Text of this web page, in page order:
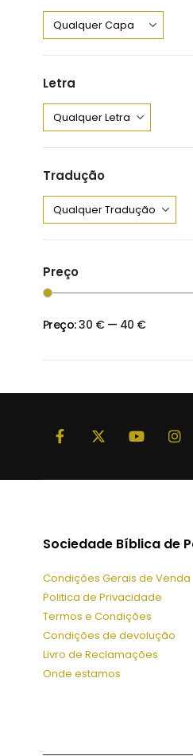
Letra
Tradução
Preço
Preço
mínimo
Preço
máximo
Preço:30 €— 40 €
Sociedade Bíblica de
Condições Gerais de Venda
Politica de Privacidade
Termos e Condições
Condições de devolução
Livro de Reclamações
Onde estamos